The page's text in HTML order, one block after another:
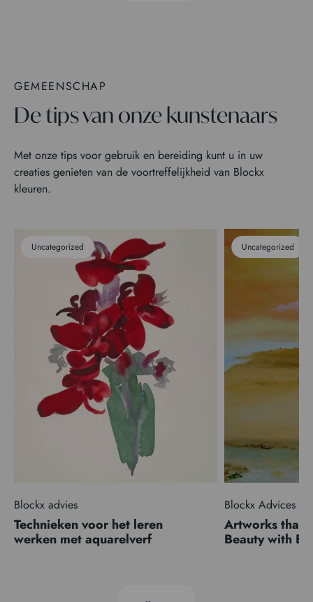
GEMEENSCHAP
De tips van onze kunstenaars
Met onze tips voor gebruik en bereiding kunt u in uw
creaties genieten van de voortreffelijkheid van Blockx
kleuren.
Uncategorized
Blockx advies
Technieken voor het leren
werken met aquarelverf
Uncategorized
Blockx Advices
Artworks that
Beauty with